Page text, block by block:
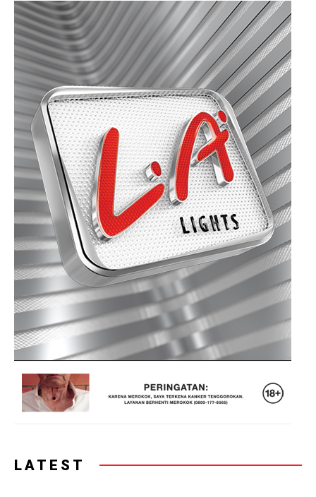
LATEST